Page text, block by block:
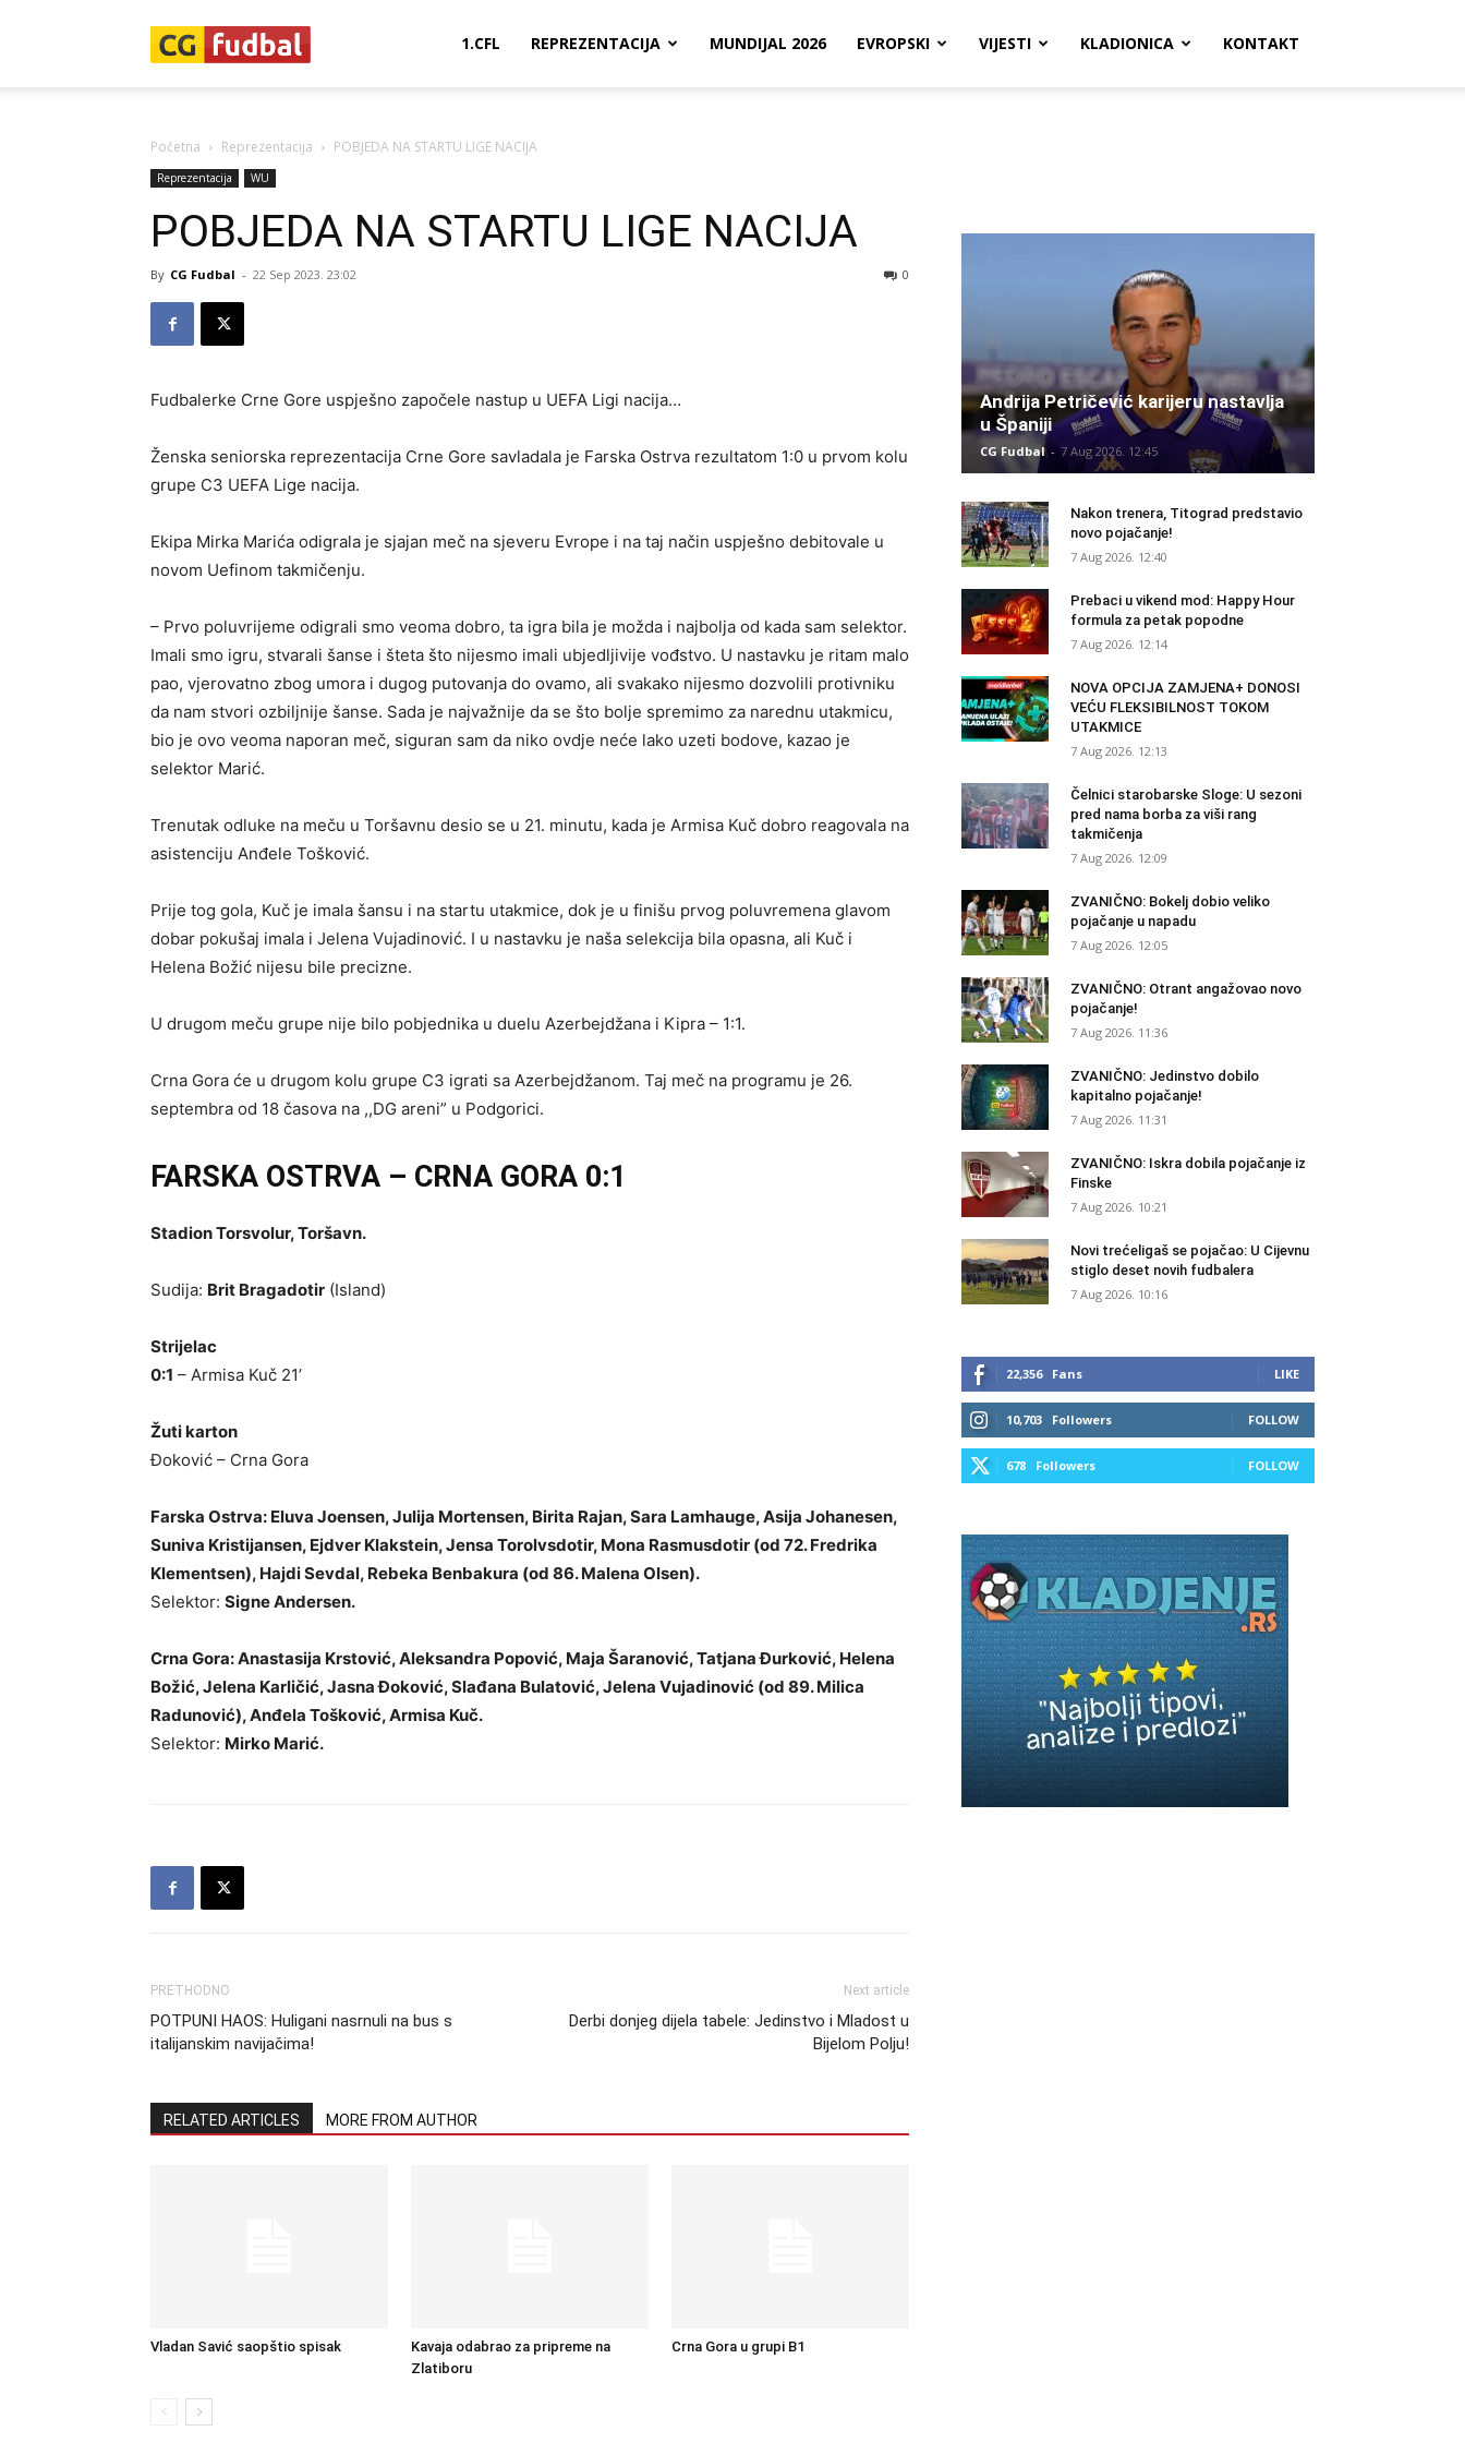
1.CFL REPREZENTACIJA MUNDIJAL 2026 EVROPSKI VIJESTI KLADIONICA KONTAKT
Početna Reprezentacija POBJEDA NA STARTU LIGE NACIJA
Reprezentacija WU
POBJEDA NA STARTU LIGE NACIJA
By CG Fudbal - 22 Sep 2023. 23:02 0
Fudbalerke Crne Gore uspješno započele nastup u UEFA Ligi nacija…
Ženska seniorska reprezentacija Crne Gore savladala je Farska Ostrva rezultatom 1:0 u prvom kolu
grupe C3 UEFA Lige nacija.
Ekipa Mirka Marića odigrala je sjajan meč na sjeveru Evrope i na taj način uspješno debitovale u
novom Uefinom takmičenju.
– Prvo poluvrijeme odigrali smo veoma dobro, ta igra bila je možda i najbolja od kada sam selektor.
Imali smo igru, stvarali šanse i šteta što nijesmo imali ubjedljivije vođstvo. U nastavku je ritam malo
pao, vjerovatno zbog umora i dugog putovanja do ovamo, ali svakako nijesmo dozvolili protivniku
da nam stvori ozbiljnije šanse. Sada je najvažnije da se što bolje spremimo za narednu utakmicu,
bio je ovo veoma naporan meč, siguran sam da niko ovdje neće lako uzeti bodove, kazao je
selektor Marić.
Trenutak odluke na meču u Toršavnu desio se u 21. minutu, kada je Armisa Kuč dobro reagovala na
asistenciju Anđele Tošković.
Prije tog gola, Kuč je imala šansu i na startu utakmice, dok je u finišu prvog poluvremena glavom
dobar pokušaj imala i Jelena Vujadinović. I u nastavku je naša selekcija bila opasna, ali Kuč i
Helena Božić nijesu bile precizne.
U drugom meču grupe nije bilo pobjednika u duelu Azerbejdžana i Kipra – 1:1.
Crna Gora će u drugom kolu grupe C3 igrati sa Azerbejdžanom. Taj meč na programu je 26.
septembra od 18 časova na ,,DG areni” u Podgorici.
FARSKA OSTRVA – CRNA GORA 0:1
Stadion Torsvolur, Toršavn.
Sudija: Brit Bragadotir (Island)
Strijelac
0:1 – Armisa Kuč 21’
Žuti karton
Đoković – Crna Gora
Farska Ostrva: Eluva Joensen, Julija Mortensen, Birita Rajan, Sara Lamhauge, Asija Johanesen,
Suniva Kristijansen, Ejdver Klakstein, Jensa Torolvsdotir, Mona Rasmusdotir (od 72. Fredrika
Klementsen), Hajdi Sevdal, Rebeka Benbakura (od 86. Malena Olsen).
Selektor: Signe Andersen.
Crna Gora: Anastasija Krstović, Aleksandra Popović, Maja Šaranović, Tatjana Đurković, Helena
Božić, Jelena Karličić, Jasna Đoković, Slađana Bulatović, Jelena Vujadinović (od 89. Milica
Radunović), Anđela Tošković, Armisa Kuč.
Selektor: Mirko Marić.
PRETHODNO
POTPUNI HAOS: Huligani nasrnuli na bus s
italijanskim navijačima!
Next article
Derbi donjeg dijela tabele: Jedinstvo i Mladost u
Bijelom Polju!
RELATED ARTICLES MORE FROM AUTHOR
Vladan Savić saopštio spisak
Kavaja odabrao za pripreme na
Zlatiboru
Crna Gora u grupi B1
Andrija Petričević karijeru nastavlja
u Španiji
CG Fudbal - 7 Aug 2026. 12:45
Nakon trenera, Titograd predstavio
novo pojačanje!
7 Aug 2026. 12:40
Prebaci u vikend mod: Happy Hour
formula za petak popodne
7 Aug 2026. 12:14
NOVA OPCIJA ZAMJENA+ DONOSI
VEĆU FLEKSIBILNOST TOKOM
UTAKMICE
7 Aug 2026. 12:13
Čelnici starobarske Sloge: U sezoni
pred nama borba za viši rang
takmičenja
7 Aug 2026. 12:09
ZVANIČNO: Bokelj dobio veliko
pojačanje u napadu
7 Aug 2026. 12:05
ZVANIČNO: Otrant angažovao novo
pojačanje!
7 Aug 2026. 11:36
ZVANIČNO: Jedinstvo dobilo
kapitalno pojačanje!
7 Aug 2026. 11:31
ZVANIČNO: Iskra dobila pojačanje iz
Finske
7 Aug 2026. 10:21
Novi trećeligaš se pojačao: U Cijevnu
stiglo deset novih fudbalera
7 Aug 2026. 10:16
22,356 Fans LIKE
10,703 Followers FOLLOW
678 Followers FOLLOW